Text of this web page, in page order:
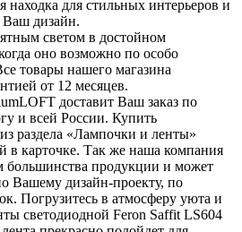
находка для стильных интерьеров и
Ваш дизайн.
светом в достойном
оно возможно по особо
товары нашего магазина
от 12 месяцев.
доставит Ваш заказ по
и всей России. Купить
раздела «Лампочки и ленты»
в карточке. Так же наша компания
большинства продукции и может
Вашему дизайн-проекту, по
Погрузитесь в атмосферу уюта и
светодиодной Feron Saffit LS604